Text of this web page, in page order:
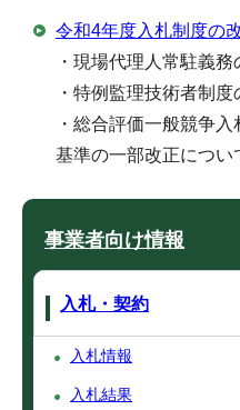
令和4年度入札制度の
・現場代理人常駐義
・特例監理技術者制
・総合評価一般競争
基準の一部改正につい
事業者向け情報
入札・契約
入札情報
入札結果